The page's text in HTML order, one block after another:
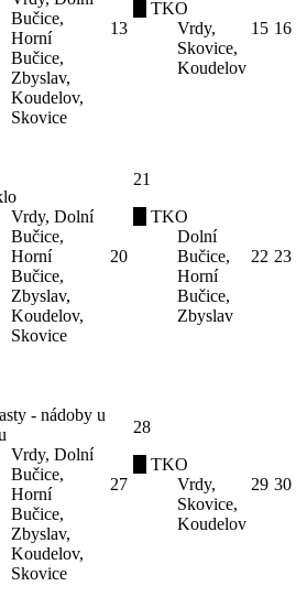
Bučice,
Horní
Bučice,
Zbyslav,
Koudelov,
Skovice
13
TKO
Vrdy,
Skovice,
Koudelov
15 16
Vrdy, Dolní
Bučice,
Horní
Bučice,
Zbyslav,
Koudelov,
Skovice
20
21
TKO
Dolní
Bučice,
Horní
Bučice,
Zbyslav
22 23
- nádoby u
Vrdy, Dolní
Bučice,
Horní
Bučice,
Zbyslav,
Koudelov,
Skovice
27
28
TKO
Vrdy,
Skovice,
Koudelov
29 30